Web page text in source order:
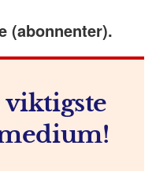
(abonnenter).
viktigste